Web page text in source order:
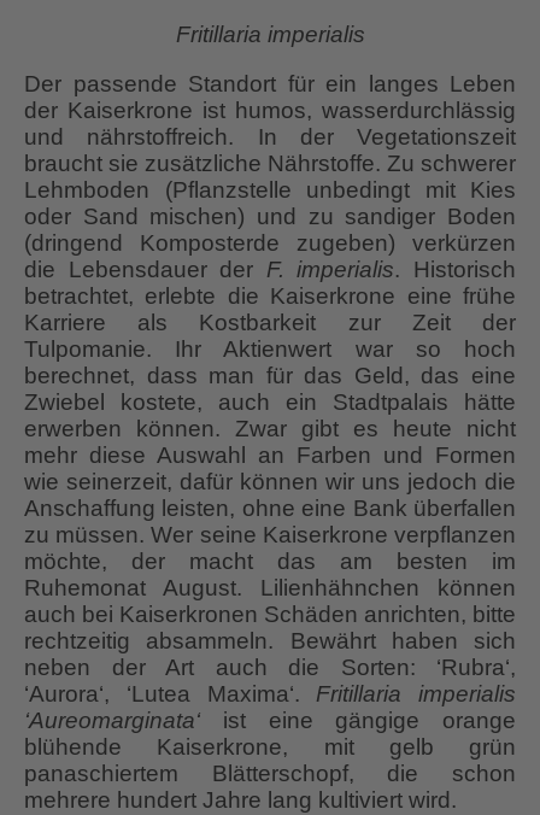
Fritillaria imperialis
Der passende Standort für ein langes Leben
der Kaiserkrone ist humos, wasserdurchlässig
und nährstoffreich. In der Vegetationszeit
braucht sie zusätzliche Nährstoffe. Zu schwerer
Lehmboden (Pflanzstelle unbedingt mit Kies
oder Sand mischen) und zu sandiger Boden
(dringend Komposterde zugeben) verkürzen
die Lebensdauer der F. imperialis. Historisch
betrachtet, erlebte die Kaiserkrone eine frühe
Karriere als Kostbarkeit zur Zeit der
Tulpomanie. Ihr Aktienwert war so hoch
berechnet, dass man für das Geld, das eine
Zwiebel kostete, auch ein Stadtpalais hätte
erwerben können. Zwar gibt es heute nicht
mehr diese Auswahl an Farben und Formen
wie seinerzeit, dafür können wir uns jedoch die
Anschaffung leisten, ohne eine Bank überfallen
zu müssen. Wer seine Kaiserkrone verpflanzen
möchte, der macht das am besten im
Ruhemonat August. Lilienhähnchen können
auch bei Kaiserkronen Schäden anrichten, bitte
rechtzeitig absammeln. Bewährt haben sich
neben der Art auch die Sorten: ‘Rubra‘,
‘Aurora‘, ‘Lutea Maxima‘.Fritillaria imperialis
‘Aureomarginata‘ ist eine gängige orange
blühende Kaiserkrone, mit gelb grün
panaschiertem Blätterschopf, die schon
mehrere hundert Jahre lang kultiviert wird.